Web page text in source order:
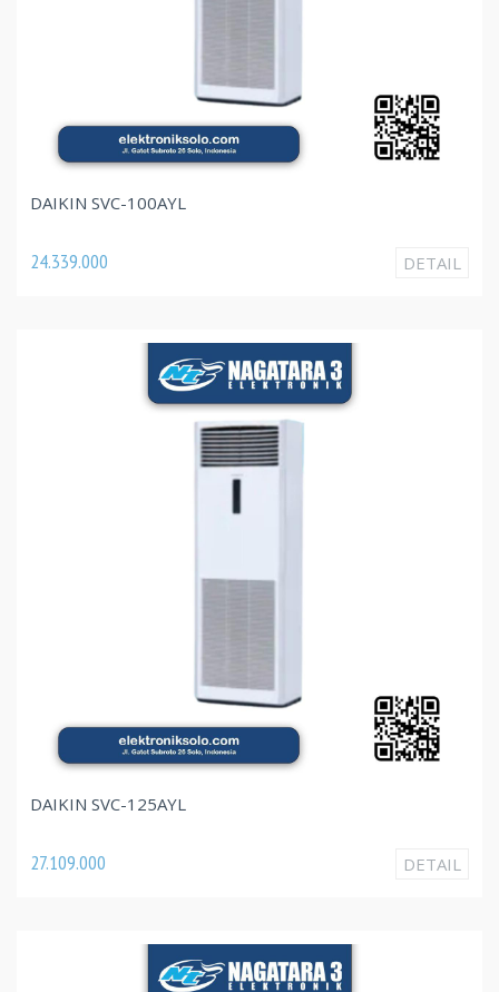
DAIKIN SVC-100AYL
24.339.000 DETAIL
DAIKIN SVC-125AYL
27.109.000 DETAIL